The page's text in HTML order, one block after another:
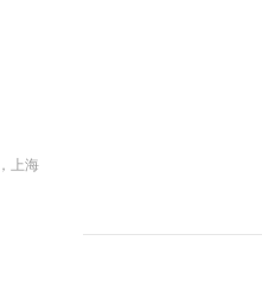
上海